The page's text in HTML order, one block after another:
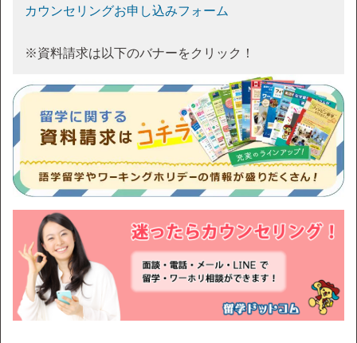
カウンセリングお申し込みフォーム
※資料請求は以下のバナーをクリック！